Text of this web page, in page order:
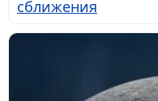
сближения